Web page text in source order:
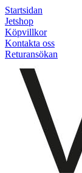
Startsidan
Jetshop
Köpvillkor
Kontakta oss
Returansökan